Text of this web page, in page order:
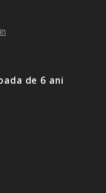
de 6 ani